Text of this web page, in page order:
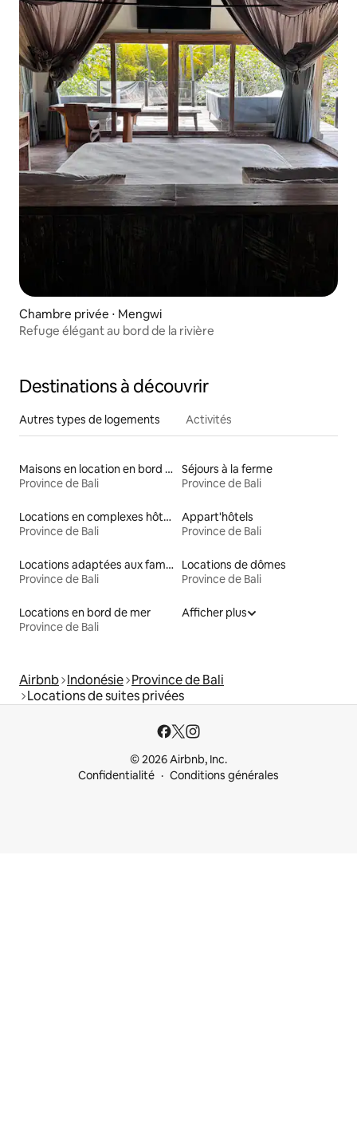
Chambre privée ⋅ Mengwi
Refuge élégant au bord de la rivière
Destinations à découvrir
Autres types de logements Activités
Maisons en location en bord de mer
Province de Bali
Séjours à la ferme
Province de Bali
Locations en complexes hôteliers
Province de Bali
Appart'hôtels
Province de Bali
Locations adaptées aux familles
Province de Bali
Locations de dômes
Province de Bali
Locations en bord de mer
Province de Bali
Afficher plus
Airbnb Indonésie Province de Bali
Locations de suites privées
© 2026 Airbnb, Inc.
Confidentialité
Conditions générales